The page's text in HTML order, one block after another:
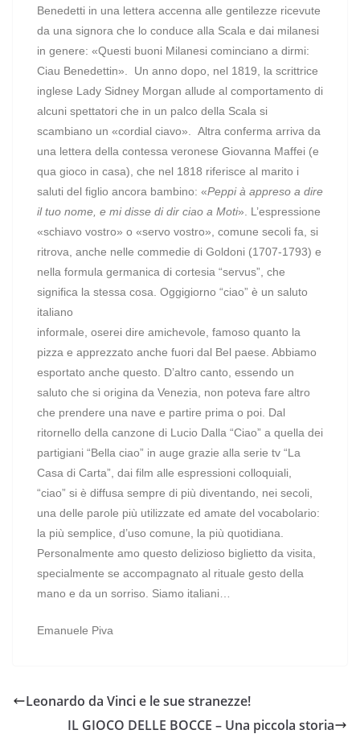
Benedetti in una lettera accenna alle gentilezze ricevute
da una signora che lo conduce alla Scala e dai milanesi
in genere: «Questi buoni Milanesi cominciano a dirmi:
Ciau Benedettin». Un anno dopo, nel 1819, la scrittrice
inglese Lady Sidney Morgan allude al comportamento di
alcuni spettatori che in un palco della Scala si
scambiano un «cordial ciavo».
Altra conferma arriva da
una lettera della contessa veronese Giovanna Maffei (e
qua gioco in casa), che nel 1818 riferisce al marito i
saluti del figlio ancora bambino: «Peppi à appreso a dire
il tuo nome, e mi disse di dir ciao a Moti». L’espressione
«schiavo vostro» o «servo vostro», comune secoli fa, si
ritrova, anche nelle commedie di Goldoni (1707-1793) e
nella formula germanica di cortesia “servus”, che
significa la stessa cosa. Oggigiorno “ciao” è un saluto
italiano
informale, oserei dire amichevole, famoso quanto la
pizza e apprezzato anche fuori dal Bel paese. Abbiamo
esportato anche questo. D’altro canto, essendo un
saluto che si origina da Venezia, non poteva fare altro
che prendere una nave e partire prima o poi. Dal
ritornello della canzone di Lucio Dalla “Ciao” a quella dei
partigiani “Bella ciao” in auge grazie alla serie tv “La
Casa di Carta”, dai film alle espressioni colloquiali,
“ciao” si è diffusa sempre di più diventando, nei secoli,
una delle parole più utilizzate ed amate del vocabolario:
la più semplice, d’uso comune, la più quotidiana.
Personalmente amo questo delizioso biglietto da visita,
specialmente se accompagnato al rituale gesto della
mano e da un sorriso. Siamo italiani…
Emanuele Piva
Leonardo da Vinci e le sue stranezze!
IL GIOCO DELLE BOCCE – Una piccola storia